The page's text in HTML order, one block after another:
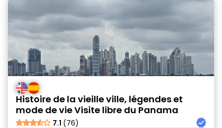
Histoire de la vieille ville, légendes et
mode de vie Visite libre du Panama
7.1 (76)